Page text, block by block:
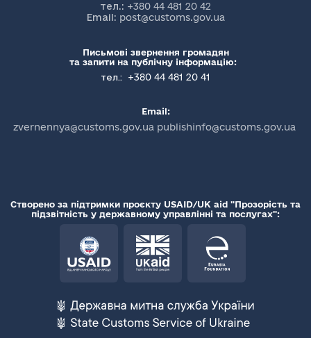
тел.: +380 44 481 20 42
Email: post@customs.gov.ua
Письмові звернення громадян
та запити на публічну інформацію:
тел.:
+380 44 481 20 41
Email:
zvernennya@customs.gov.ua publishinfo@customs.gov.ua
Створено за підтримки проєкту USAID/UK aid "Прозорість та
підзвітність у державному управлінні та послугах":